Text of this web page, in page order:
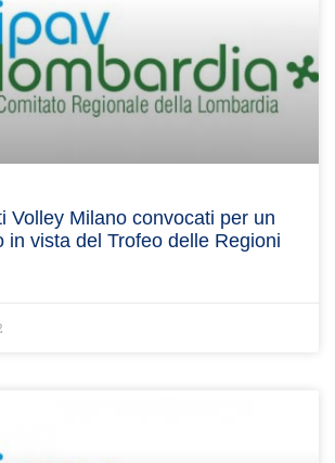
Volley Milano convocati per un
in vista del Trofeo delle Regioni